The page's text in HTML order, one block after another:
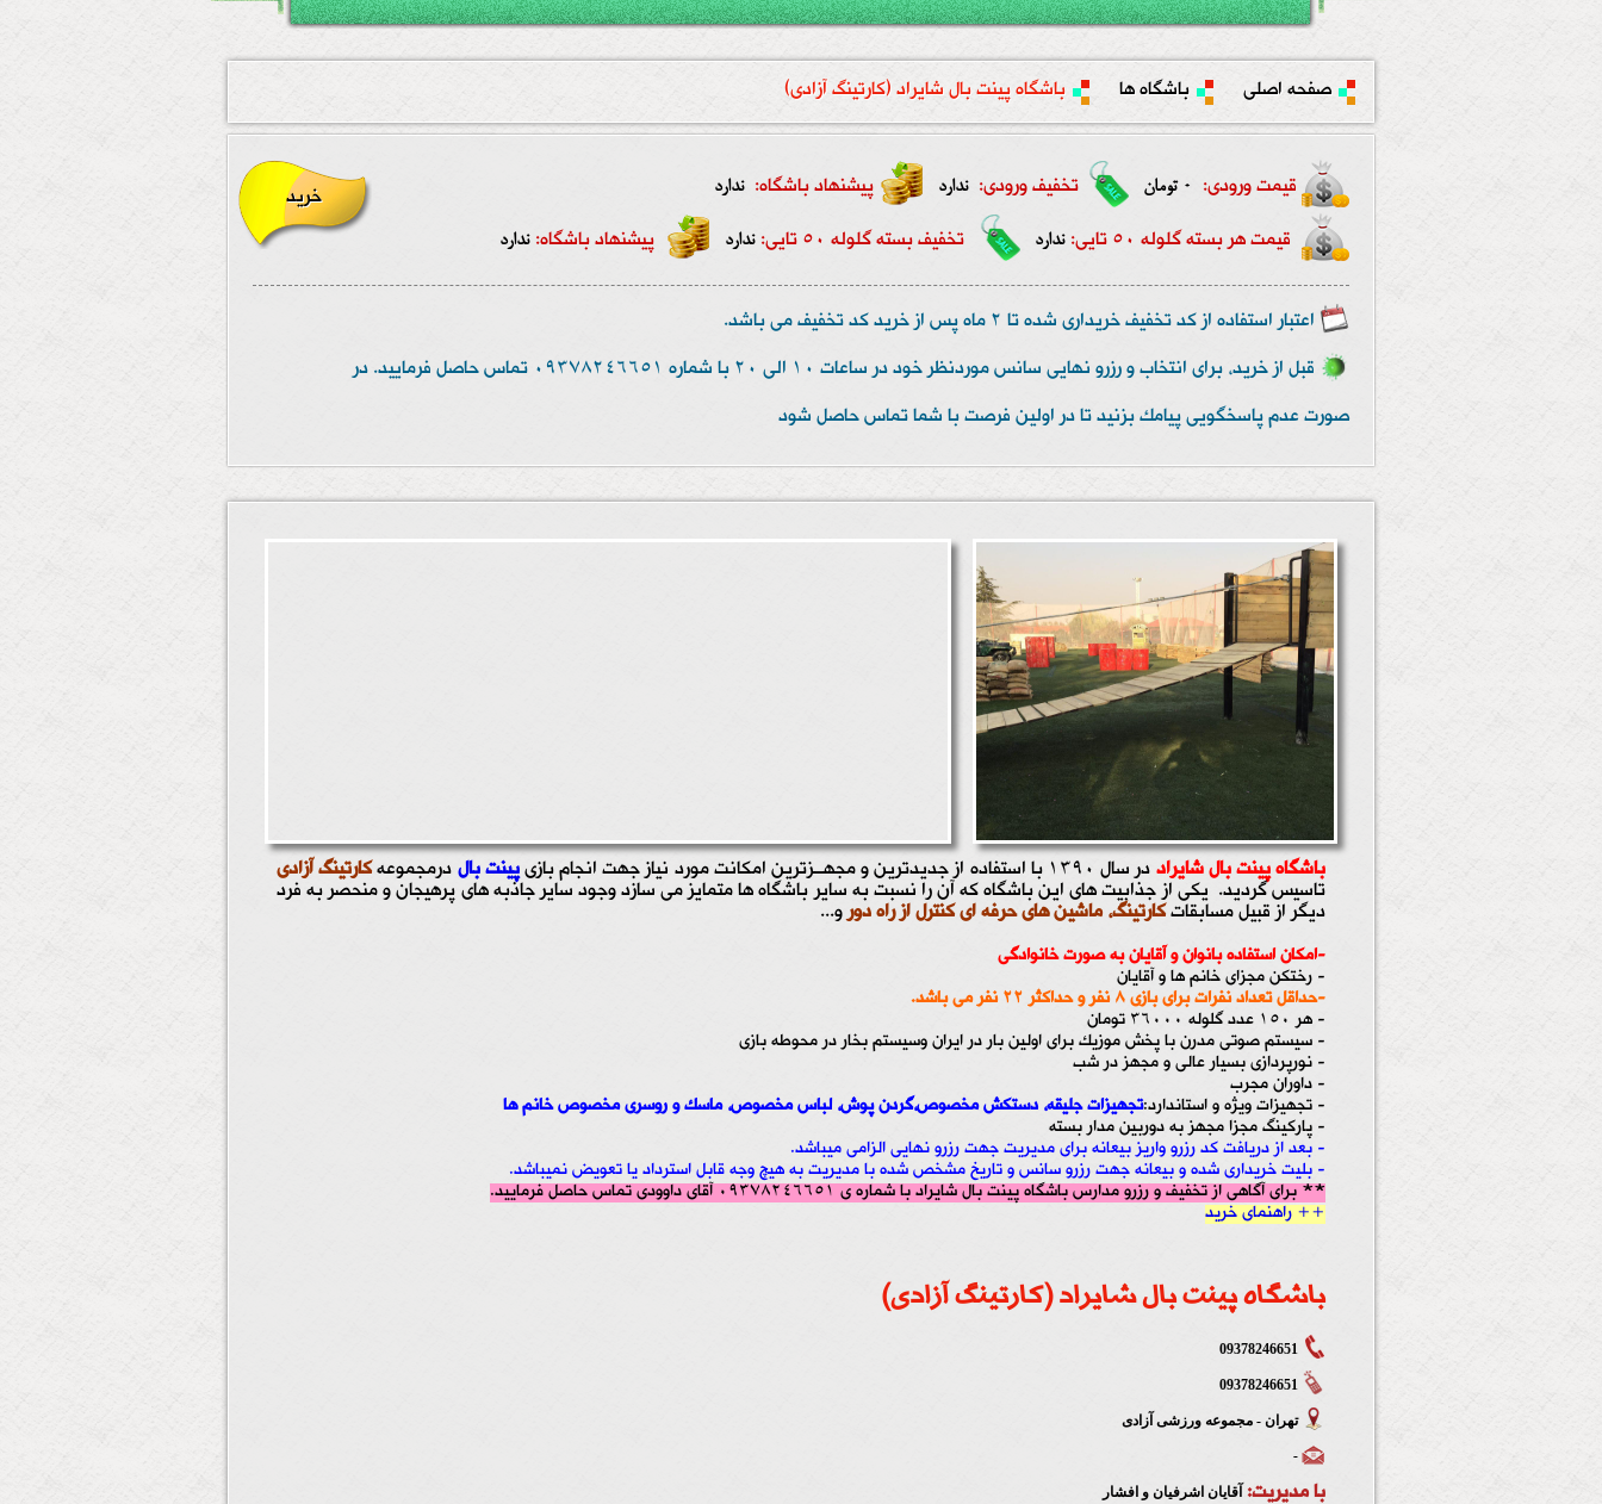
صفحه اصلی باشگاه ها باشگاه پینت بال شایراد (کارتینگ آزادی)
قیمت ورودی: تخفیف ورودی: ندارد پیشنهاد باشگاه: ندارد
قیمت هر بسته گلوله 50 تایی: ندارد تخفیف بسته گلوله 50 تایی: ندارد پیشنهاد باشگاه: ندارد
اعتبار استفاده از کد تخفیف خریداری شده تا 2 ماه پس از خرید کد تخفیف می باشد.
قبل از خرید، برای انتخاب و رزرو نهایی سانس موردنظر خود در ساعات 10 الی 20 با شماره 09378246651 تماس حاصل فرمایید. در
صورت عدم پاسخگویی پیامک بزنید تا در اولین فرصت با شما تماس حاصل شود
خرید
باشگاه پینت بال شایراد (کارتینگ آزادی)
09378246651
09378246651
تهران - مجموعه ورزشی آزادی
-
با مدیریت: آقایان اشرفیان و افشار
باشگاه پینت بال شایراد در سال 1390 با استفاده از جدیدترین و مجهــزترین امکانت مورد نیاز جهت انجام بازی پینت بال درمجموعه کارتینگ آزادی
تاسیس گردید. یکی از جذابیت های این باشگاه که آن را نسبت به سایر باشگاه ها متمایز می سازد وجود سایر جاذبه های پرهیجان و منحصر به فرد
دیگر از قبیل مسابقات کارتینگ، ماشین های حرفه ای کنترل از راه دور و...
-امکان استفاده بانوان و آقایان به صورت خانوادگی
- رختکن مجزای خانم ها و آقایان
-حداقل تعداد نفرات برای بازی 8 نفر و حداکثر 22 نفر می باشد.
- هر 150 عدد گلوله 36000 تومان
- سیستم صوتی مدرن با پخش موزیک برای اولین بار در ایران وسیستم بخار در محوطه بازی
- نورپردازی بسیار عالی و مجهز در شب
- داوران مجرب
- تجهيزات ویژه و استاندارد:تجهیزات جلیقه، دستکش مخصوص،گردن پوش، لباس مخصوص، ماسک و روسری مخصوص خانم ها
- پارکینگ مجزا مجهز به دوربين مدار بسته
- بعد از دریافت کد رزرو واریز بیعانه برای مدیریت جهت رزرو نهایی الزامی میباشد.
- بلیت خریداری شده و بیعانه جهت رزرو سانس و تاریخ مشخص شده با مدیریت به هیچ وجه قابل استرداد یا تعویض نمیباشد.
** برای آگاهی از تخفیف و رزرو مدارس باشگاه پینت بال شایراد با شماره ی 09378246651 آقای داوودی تماس حاصل فرمایید.
++ راهنمای خرید